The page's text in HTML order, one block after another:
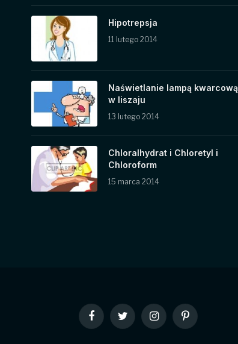
Hipotrepsja
11 lutego 2014
Naświetlanie lampą kwarcową
w liszaju
13 lutego 2014
Chloralhydrat i Chloretyl i
Chloroform
15 marca 2014
FacebookTwitter InstagramPinterest